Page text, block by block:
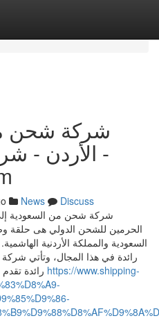
شركة شحن
الأردن -
News
Discuss
شركة شحن من السعودية إلى
الحرمين للشحن الدولي هى حلقة
السعودية والمملكة الأردنية
رائدة في هذا المجال، وتأتي
https://www.shipping-